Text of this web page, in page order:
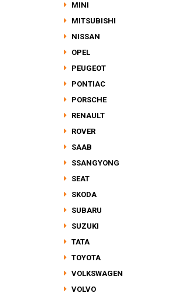
MINI
MITSUBISHI
NISSAN
OPEL
PEUGEOT
PONTIAC
PORSCHE
RENAULT
ROVER
SAAB
SSANGYONG
SEAT
SKODA
SUBARU
SUZUKI
TATA
TOYOTA
VOLKSWAGEN
VOLVO